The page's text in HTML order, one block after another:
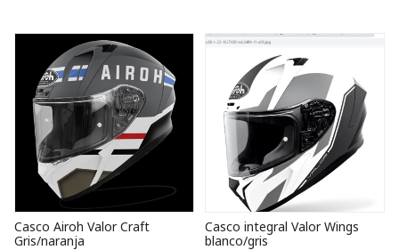
Casco Airoh Valor Craft
Gris/naranja
Casco integral Valor Wings
blanco/gris